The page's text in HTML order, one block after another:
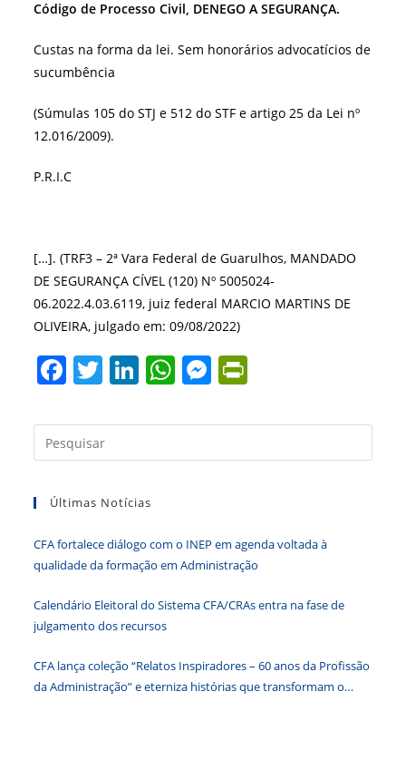
Código de Processo Civil, DENEGO A SEGURANÇA.
Custas na forma da lei. Sem honorários advocatícios de
sucumbência
(Súmulas 105 do STJ e 512 do STF e artigo 25 da Lei nº
12.016/2009).
P.R.I.C
[…]. (TRF3 – 2ª Vara Federal de Guarulhos, MANDADO
DE SEGURANÇA CÍVEL (120) Nº 5005024-
06.2022.4.03.6119, juiz federal MARCIO MARTINS DE
OLIVEIRA, julgado em: 09/08/2022)
F
c
e
o
o
k
T
itt
er
Li
k
e
n
W
at
s
p
M
ss
e
er
tF
ri
dl
y
a
Últimas Notícias
CFA fortalece diálogo com o INEP em agenda voltada à
qualidade da formação em Administração
Calendário Eleitoral do Sistema CFA/CRAs entra na fase de
julgamento dos recursos
CFA lança coleção “Relatos Inspiradores – 60 anos da Profissão
da Administração” e eterniza histórias que transformam o